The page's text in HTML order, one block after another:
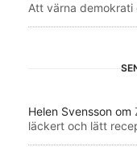
Att värna demokrati
Helen Svensson om
läckert och lätt